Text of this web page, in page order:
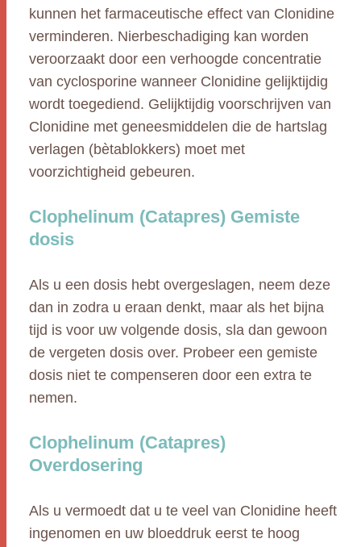
kunnen het farmaceutische effect van Clonidine
verminderen. Nierbeschadiging kan worden
veroorzaakt door een verhoogde concentratie
van cyclosporine wanneer Clonidine gelijktijdig
wordt toegediend. Gelijktijdig voorschrijven van
Clonidine met geneesmiddelen die de hartslag
verlagen (bètablokkers) moet met
voorzichtigheid gebeuren.
Clophelinum (Catapres) Gemiste
dosis
Als u een dosis hebt overgeslagen, neem deze
dan in zodra u eraan denkt, maar als het bijna
tijd is voor uw volgende dosis, sla dan gewoon
de vergeten dosis over. Probeer een gemiste
dosis niet te compenseren door een extra te
nemen.
Clophelinum (Catapres)
Overdosering
Als u vermoedt dat u te veel van Clonidine heeft
ingenomen en uw bloeddruk eerst te hoog